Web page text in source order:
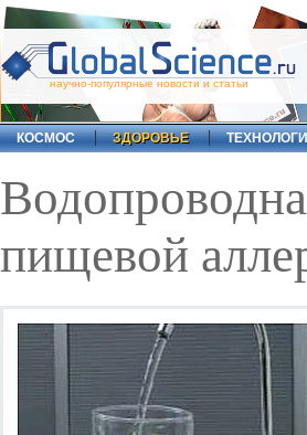
научно-популярные новости и статьи
КОСМОС ЗДОРОВЬЕ
пищевой